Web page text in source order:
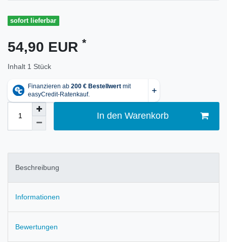
sofort lieferbar
54,90 EUR *
Inhalt 1 Stück
In den Warenkorb
Beschreibung
Informationen
Bewertungen